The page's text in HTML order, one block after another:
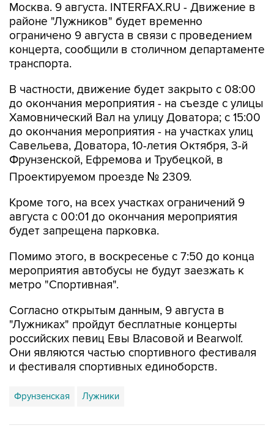
Москва. 9 августа. INTERFAX.RU - Движение в
районе "Лужников" будет временно
ограничено 9 августа в связи с проведением
концерта, сообщили в столичном департаменте
транспорта.
В частности, движение будет закрыто с 08:00
до окончания мероприятия - на съезде с улицы
Хамовнический Вал на улицу Доватора; с 15:00
до окончания мероприятия - на участках улиц
Савельева, Доватора, 10-летия Октября, 3-й
Фрунзенской, Ефремова и Трубецкой, в
Проектируемом проезде № 2309.
Кроме того, на всех участках ограничений 9
августа с 00:01 до окончания мероприятия
будет запрещена парковка.
Помимо этого, в воскресенье с 7:50 до конца
мероприятия автобусы не будут заезжать к
метро "Спортивная".
Согласно открытым данным, 9 августа в
"Лужниках" пройдут бесплатные концерты
российских певиц Евы Власовой и Bearwolf.
Они являются частью спортивного фестиваля
и фестиваля спортивных единоборств.
Фрунзенская Лужники